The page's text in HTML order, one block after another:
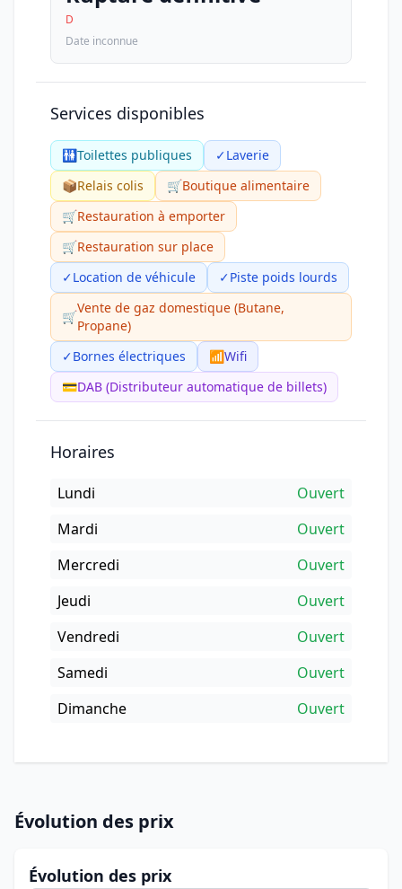
D
Date inconnue
Services disponibles
🚻Toilettes publiques ✓Laverie
📦Relais colis 🛒Boutique alimentaire
🛒Restauration à emporter
🛒Restauration sur place
✓Location de véhicule ✓Piste poids lourds
🛒
Vente de gaz domestique (Butane,
Propane)
✓Bornes électriques 📶Wifi
💳DAB (Distributeur automatique de billets)
Horaires
Lundi
Ouvert
Mardi
Ouvert
Mercredi
Ouvert
Jeudi
Ouvert
Vendredi
Ouvert
Samedi
Ouvert
Dimanche
Ouvert
Évolution des prix
Évolution des prix